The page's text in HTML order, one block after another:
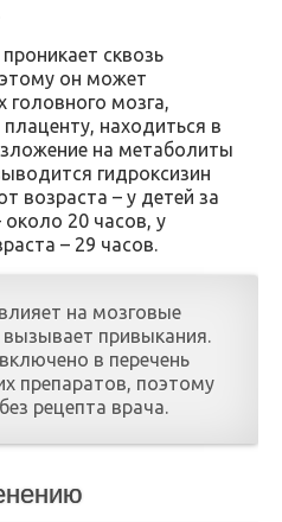
сквозь
он может
головного мозга,
находиться в
на метаболиты
гидроксизин
возраста – у детей за
около 20 часов, у
– 29 часов.
на мозговые
вызывает привыкания.
в перечень
препаратов, поэтому
рецепта врача.